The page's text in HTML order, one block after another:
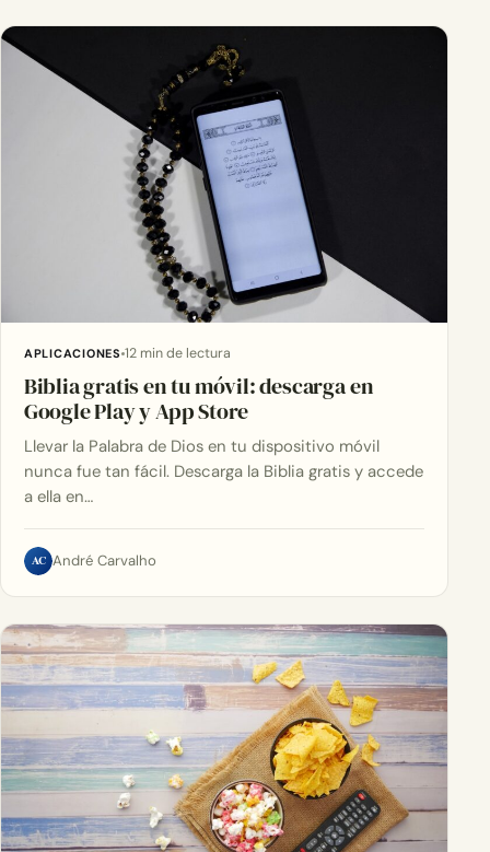
APLICACIONES 12 min de lectura
Biblia gratis en tu móvil: descarga en
Google Play y App Store
Llevar la Palabra de Dios en tu dispositivo móvil
nunca fue tan fácil. Descarga la Biblia gratis y accede
a ella en…
AC André Carvalho